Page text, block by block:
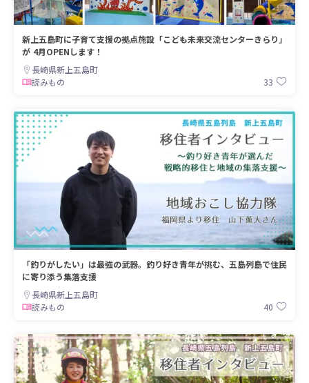
新上五島町に子育て支援の拠点施設「こども未来交流センターきらり」
が 4月OPENします！
長崎県新上五島町
読みもの
33
「釣りがしたい」は最強の武器。釣り好き青年が挑む、五島列島で住民
に寄り添う集落支援
長崎県新上五島町
読みもの
40